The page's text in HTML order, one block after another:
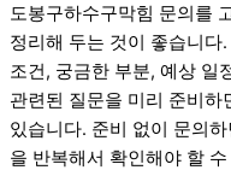
도봉구하수구막힘 문의를
정리해 두는 것이 좋습니
조건, 궁금한 부분, 예상 일
관련된 질문을 미리 준비
있습니다. 준비 없이 문의
을 반복해서 확인해야 할